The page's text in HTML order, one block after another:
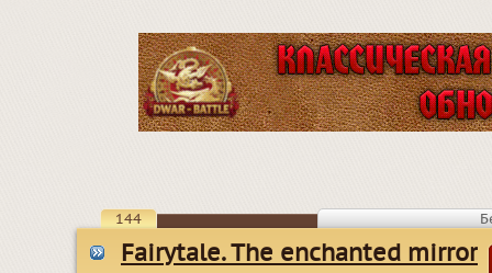
144
Fairytale. The enchanted mirror